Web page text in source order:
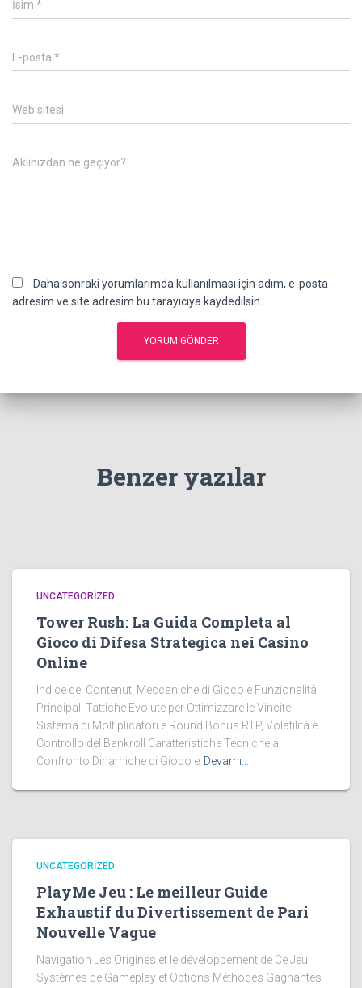
İsim *
E-posta *
Web sitesi
Aklınızdan ne geçiyor?
Daha sonraki yorumlarımda kullanılması için adım, e-posta
adresim ve site adresim bu tarayıcıya kaydedilsin.
Benzer yazılar
UNCATEGORIZED
Tower Rush: La Guida Completa al
Gioco di Difesa Strategica nei Casino
Online
Indice dei Contenuti Meccaniche di Gioco e Funzionalità
Principali Tattiche Evolute per Ottimizzare le Vincite
Sistema di Moltiplicatori e Round Bonus RTP, Volatilità e
Controllo del Bankroll Caratteristiche Tecniche a
Confronto Dinamiche di Gioco e Devamı…
UNCATEGORIZED
PlayMe Jeu : Le meilleur Guide
Exhaustif du Divertissement de Pari
Nouvelle Vague
Navigation Les Origines et le développement de Ce Jeu
Systèmes de Gameplay et Options Méthodes Gagnantes